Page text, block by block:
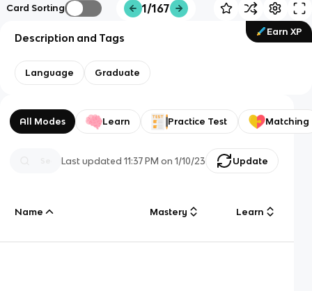
Card Sorting 1/167
Earn XP
Description and Tags
Language Graduate
All Modes Learn Practice Test Matching
Last updated11:37 PM on 1/10/23 Update
Name Mastery Learn